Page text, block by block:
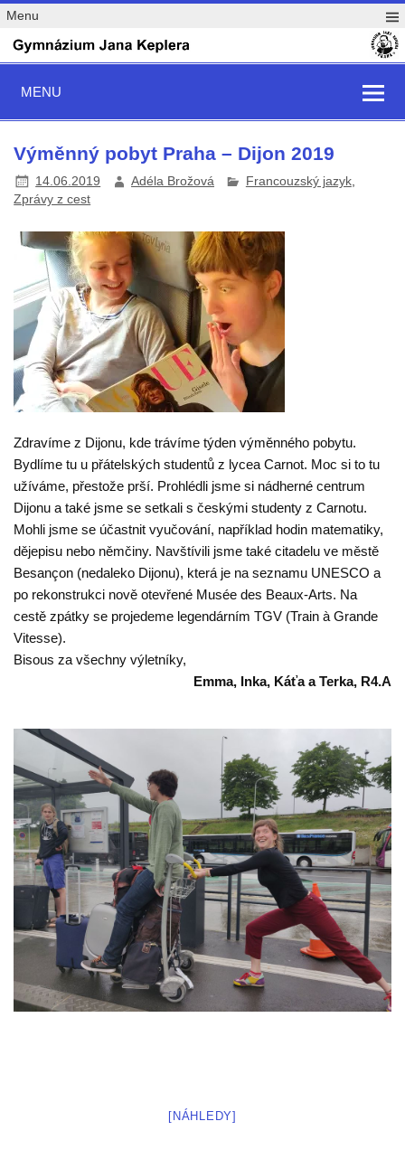
Menu
MENU
Výměnný pobyt Praha – Dijon 2019
14.06.2019 Adéla Brožová Francouzský jazyk,
Zprávy z cest
Zdravíme z Dijonu, kde trávíme týden výměnného pobytu.
Bydlíme tu u přátelských studentů z lycea Carnot. Moc si to tu
užíváme, přestože prší. Prohlédli jsme si nádherné centrum
Dijonu a také jsme se setkali s českými studenty z Carnotu.
Mohli jsme se účastnit vyučování, například hodin matematiky,
dějepisu nebo němčiny. Navštívili jsme také citadelu ve městě
Besançon (nedaleko Dijonu), která je na seznamu UNESCO a
po rekonstrukci nově otevřené Musée des Beaux-Arts. Na
cestě zpátky se projedeme legendárním TGV (Train à Grande
Vitesse).
Bisous za všechny výletníky,
Emma, Inka, Káťa a Terka, R4.A
[NÁHLEDY]